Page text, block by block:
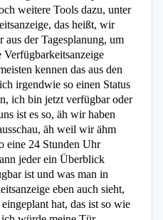
weitere Tools dazu, unter
das heißt, wir
aus der Tagesplanung, um
Verfügbarkeitsanzeige
kennen das aus den
irgendwie so einen Status
ich bin jetzt verfügbar oder
ist es so, äh wir haben
äh weil wir ähm
eine 24 Stunden Uhr
jeder ein Überblick
ist und was man in
eben auch sieht,
hat, das ist so wie